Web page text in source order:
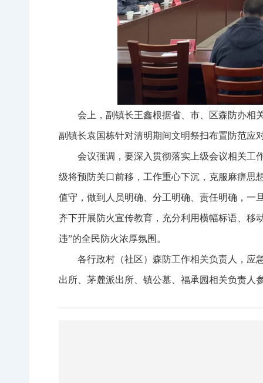
会上，副镇长王鑫根据省、市、区森防办相
副镇长袁国栋针对清明期间文明祭扫布置防范应
会议强调，要深入贯彻落实上级会议相关工
级将预防关口前移，工作重心下沉，克服麻痹思
值守，做到人员明确、分工明确、责任明确，一
齐下开展防火宣传教育，充分利用横幅标语、移
违”的全民防火浓厚氛围。
各行政村（社区）森防工作相关负责人，应
出所、茅麓派出所、镇公墓、福承园相关负责人